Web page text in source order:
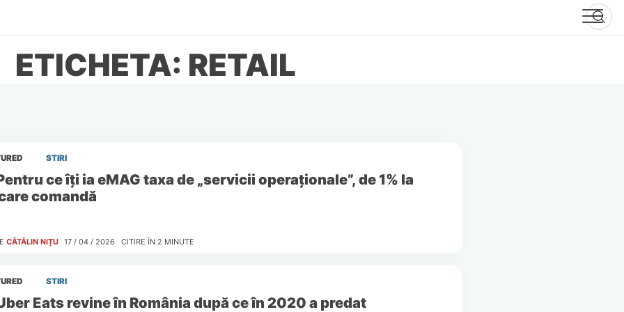
ETICHETA: RETAIL
STIRI
ce îți ia eMAG taxa de „servicii operaționale”, de 1% la
comandă
CĂTĂLIN NIȚU 17 / 04 / 2026 CITIRE ÎN 2 MINUTE
STIRI
Eats revine în România după ce în 2020 a predat